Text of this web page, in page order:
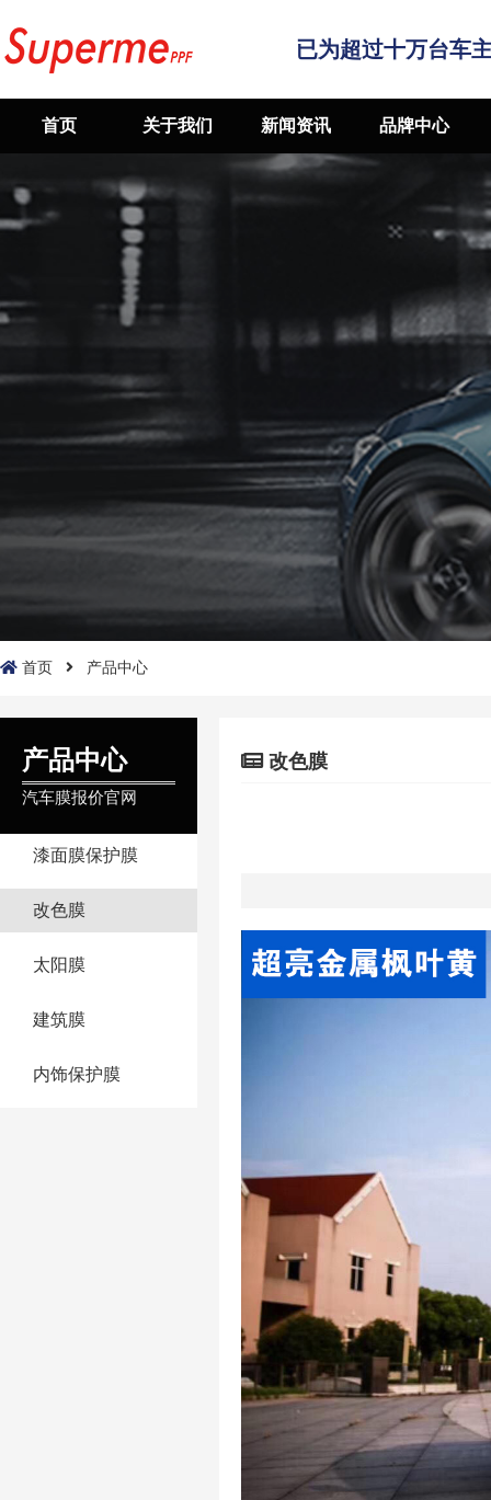
已为超过十万台车
首页 关于我们 新闻资讯 品牌中心
首页 产品中心
产品中心
汽车膜报价官网
漆面膜保护膜
改色膜
太阳膜
建筑膜
内饰保护膜
改色膜